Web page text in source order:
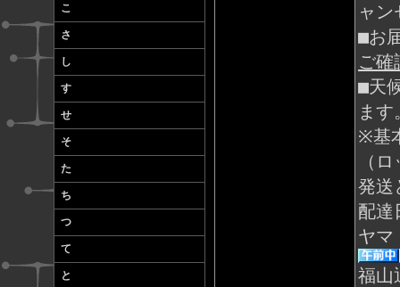
こ
さ
し
す
せ
そ
た
ち
つ
て
と
ャ
■お
ご確
■天
ます
※基
（
発送
配達
ヤマ
福山